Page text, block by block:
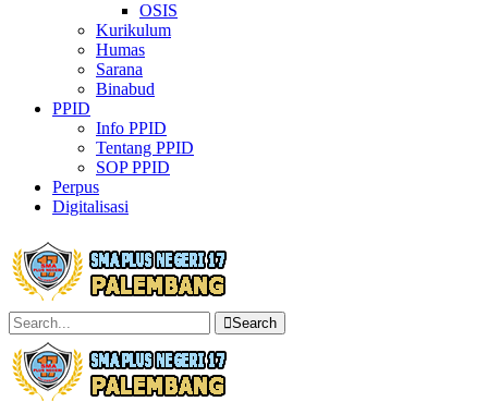
OSIS
Kurikulum
Humas
Sarana
Binabud
PPID
Info PPID
Tentang PPID
SOP PPID
Perpus
Digitalisasi
Search